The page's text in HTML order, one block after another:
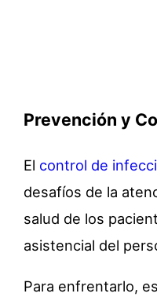
Prevención y
El control de
desafíos de la
salud de los
asistencial del
Para enfrentarlo,